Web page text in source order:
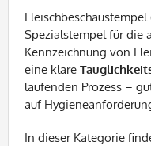
Spezialstempel für die
Kennzeichnung von
eine klare
laufenden Prozess –
auf
In dieser Kategorie